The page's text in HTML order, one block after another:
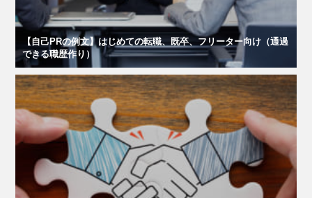
【自己PRの例文】はじめての転職、既卒、フリーター向け（通過
できる職歴作り）